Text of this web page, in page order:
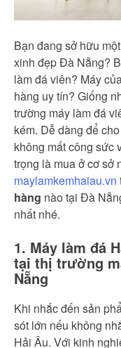
Bạn đang sở hữu
xinh đẹp Đà Nẵng?
làm đá viên? Máy
hàng uy tín? Giống
trường máy làm đá
kém. Dễ dàng để
không mất công sức
trọng là mua ở cơ sở
maylamkemhaiau.vn
hàng nào tại Đà
nhất nhé.
1. Máy làm đá
tại thị trường
Nẵng
Khi nhắc đến sản
sót lớn nếu không
Hải Âu. Với kinh